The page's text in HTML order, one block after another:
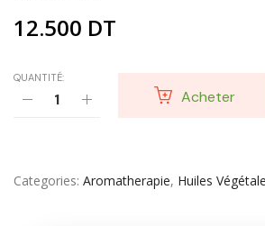
12.500 DT
QUANTITÉ:
Acheter
Categories Aromatherapie, Huiles